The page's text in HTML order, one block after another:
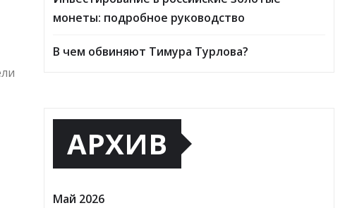
монеты: подробное руководство
В чем обвиняют Тимура Турлова?
АРХИВ
Май 2026